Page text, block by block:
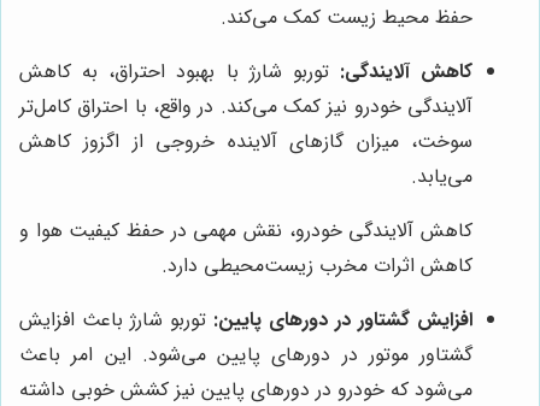
حفظ محیط زیست کمک می‌کند.
کاهش آلایندگی: توربو شارژ با بهبود احتراق، به کاهش
آلایندگی خودرو نیز کمک می‌کند. در واقع، با احتراق کامل‌تر
سوخت، میزان گازهای آلاینده خروجی از اگزوز کاهش
می‌یابد.
کاهش آلایندگی خودرو، نقش مهمی در حفظ کیفیت هوا و
کاهش اثرات مخرب زیست‌محیطی دارد.
افزایش گشتاور در دورهای پایین: توربو شارژ باعث افزایش
گشتاور موتور در دورهای پایین می‌شود. این امر باعث
می‌شود که خودرو در دورهای پایین نیز کشش خوبی داشته